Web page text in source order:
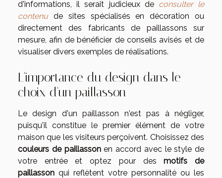
d'informations, il serait judicieux de consulter le
contenu de sites spécialisés en décoration ou
directement des fabricants de paillassons sur
mesure, afin de bénéficier de conseils avisés et de
visualiser divers exemples de réalisations.
L'importance du design dans le
choix d'un paillasson
Le design d'un paillasson n'est pas à négliger,
puisqu'il constitue le premier élément de votre
maison que les visiteurs perçoivent. Choisissez des
couleurs de paillassonen accord avec le style de
votre entrée et optez pour desmotifs de
paillasson qui reflètent votre personnalité ou les